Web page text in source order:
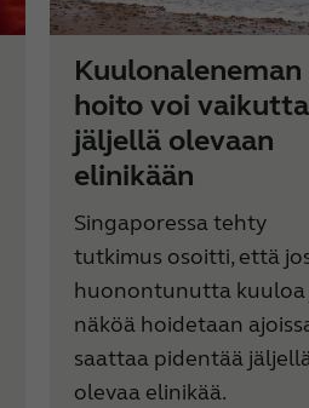
Kuulonaleneman
hoito voi
jäljellä olevaan
elinikään
Singaporessa tehty
tutkimus osoitti, että
huonontunutta kuuloa
näköä hoidetaan
saattaa pidentää
olevaa elinikää.